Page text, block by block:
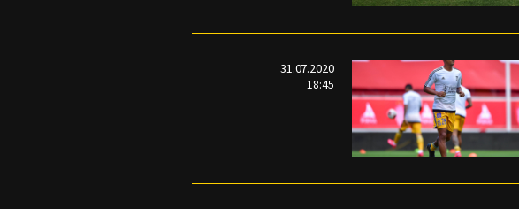
31.07.2020
18:45